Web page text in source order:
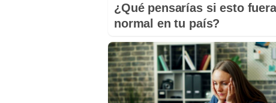
¿Qué pensarías si esto fuera
normal en tu país?